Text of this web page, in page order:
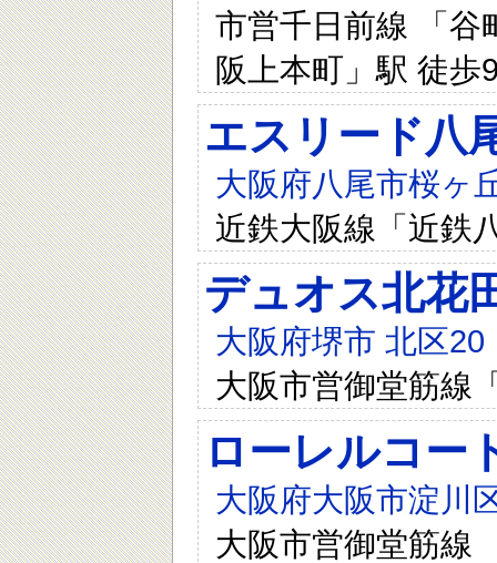
市営千日前線 「谷
阪上本町」駅 徒歩
エスリード八
大阪府八尾市桜ヶ
近鉄大阪線「近鉄
デュオス北花
大阪府堺市 北区20
大阪市営御堂筋線
ローレルコー
大阪府大阪市淀川
大阪市営御堂筋線